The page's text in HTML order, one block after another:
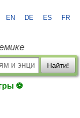
EN DE ES FR
Найти!
⚽